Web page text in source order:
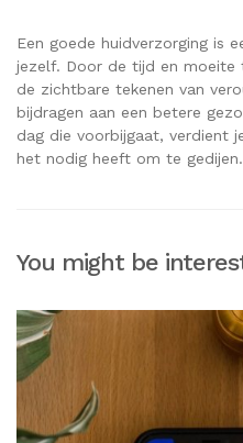
Een goede huidverzorging is
jezelf. Door de tijd en moeite
de zichtbare tekenen van
bijdragen aan een betere
dag die voorbijgaat, verdient
het nodig heeft om te gedijen.
You might be